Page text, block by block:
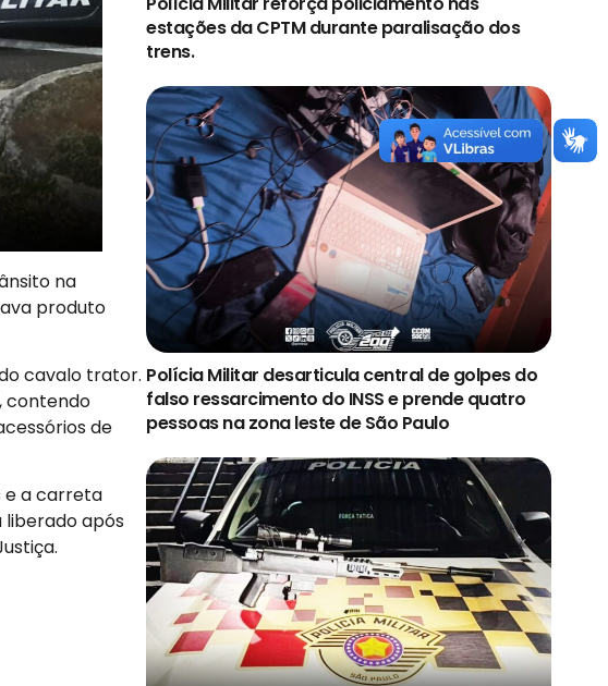
na
produto
cavalo trator.
contendo
de
e a carreta
liberado após
estações da CPTM durante paralisação dos
trens.
Polícia Militar desarticula central de golpes do
falso ressarcimento do INSS e prende quatro
pessoas na zona leste de São Paulo